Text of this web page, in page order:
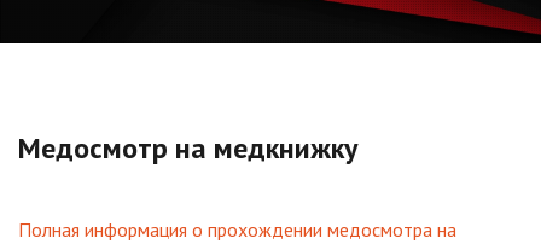
Медосмотр на медкнижку
Полная информация о прохождении медосмотра на